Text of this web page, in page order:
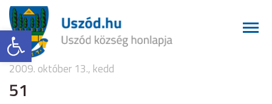
Eszköztár megnyitása
2009. október 13., kedd
51